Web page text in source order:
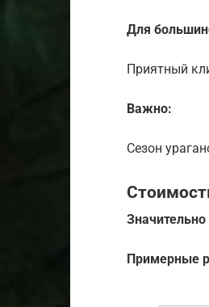
Для
Приятный
Важно:
Сезон
Примерные